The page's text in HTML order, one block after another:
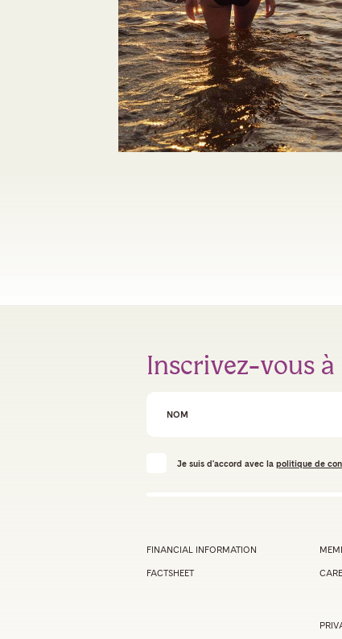
Inscrivez-vous
Je suis d'accord avec la politique de
FINANCIAL INFORMATION
FACTSHEET